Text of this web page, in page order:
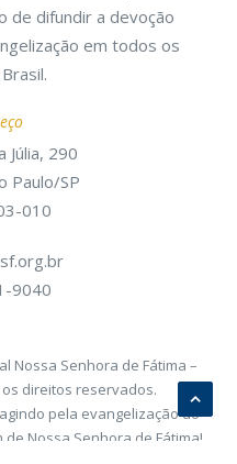
de difundir a devoção
em todos os
Júlia, 290
Paulo/SP
010
9040
Nossa Senhora de Fátima –
os direitos reservados.
pela evangelização do
Nossa Senhora de Fátima!